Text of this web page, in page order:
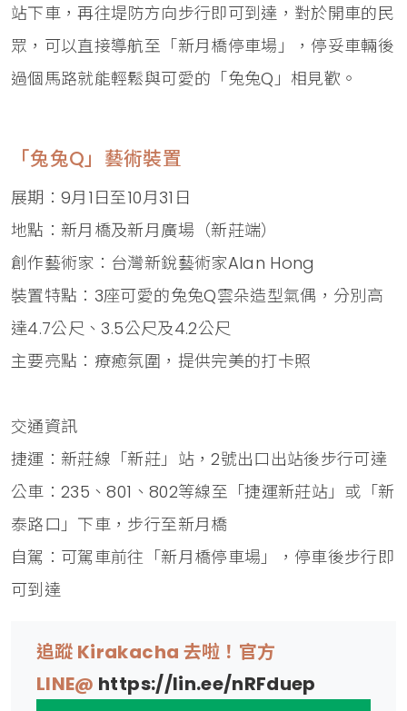
站下車，再往堤防方向步行即可到達，對於開車的民
眾，可以直接導航至「新月橋停車場」，停妥車輛後
過個馬路就能輕鬆與可愛的「兔兔Q」相見歡。
「兔兔Q」藝術裝置
展期：9月1日至10月31日
地點：新月橋及新月廣場（新莊端）
創作藝術家：台灣新銳藝術家Alan Hong
裝置特點：3座可愛的兔兔Q雲朵造型氣偶，分別高
達4.7公尺、3.5公尺及4.2公尺
主要亮點：療癒氛圍，提供完美的打卡照
交通資訊
捷運：新莊線「新莊」站，2號出口出站後步行可達
公車：235、801、802等線至「捷運新莊站」或「新
泰路口」下車，步行至新月橋
自駕：可駕車前往「新月橋停車場」，停車後步行即
可到達
追蹤 Kirakacha 去啦！官方
LINE@ https://lin.ee/nRFduep